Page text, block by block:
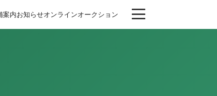
案内お知らせオンラインオークション